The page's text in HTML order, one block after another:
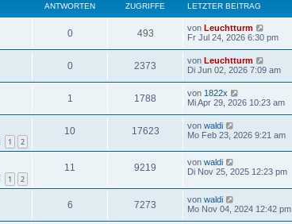
ANTWORTEN ZUGRIFFE LETZTER BEITRAG
0 493 von Leuchtturm
Fr Jul 24, 2026 6:30 pm
0 2373 von Leuchtturm
Di Jun 02, 2026 7:09 am
1 1788 von 1822x
Mi Apr 29, 2026 10:23 am
1 2
10 17623 von waldi
Mo Feb 23, 2026 9:21 am
1 2
11 9219 von waldi
Di Nov 25, 2025 12:23 pm
6 7273 von waldi
Mo Nov 04, 2024 12:42 pm